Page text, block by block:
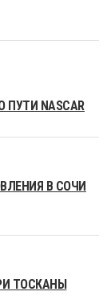
NASCAR
В СОЧИ
ТОСКАНЫ